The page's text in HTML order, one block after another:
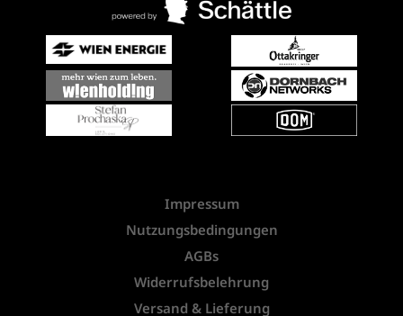
Impressum
Nutzungsbedingungen
AGBs
Widerrufsbelehrung
Versand & Lieferung